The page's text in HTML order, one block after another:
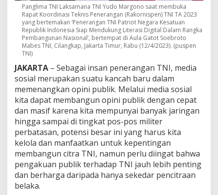
T
e
r
d
e
p
n
P
u
b
l
i
k
a
s
i
K
i
n
e
Panglima TNI Laksamana TNI Yudo Margono saat membuka
Rapat Koordinasi Teknis Penerangan (Rakornispen) TNI TA 2023
yang bertemakan ‘Penerangan TNI Patriot Negara Kesatuan
Republik Indonesia Siap Mendukung Literasi Digital Dalam Rangka
Pembangunan Nasional’, bertempat di Aula Gatot Soebroto
Mabes TNI, Cilangkap, Jakarta Timur, Rabu (12/4/2023). (puspen
TNI)
JAKARTA – Sebagai insan penerangan TNI, media
sosial merupakan suatu kancah baru dalam
memenangkan opini publik. Melalui media sosial
kita dapat membangun opini publik dengan cepat
dan masif karena kita mempunyai banyak jaringan
hingga sampai di tingkat pos-pos militer
perbatasan, potensi besar ini yang harus kita
kelola dan manfaatkan untuk kepentingan
membangun citra TNI, namun perlu diingat bahwa
pengakuan publik terhadap TNI jauh lebih penting
dan berharga daripada hanya sekedar pencitraan
belaka.